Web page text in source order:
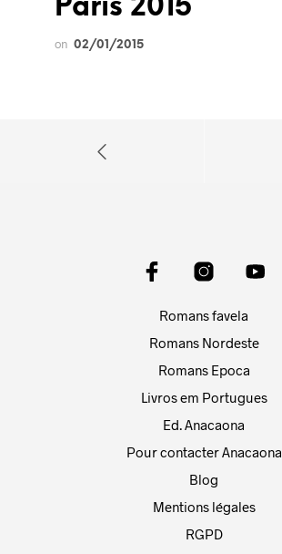
Paris 2015
on 02/01/2015
Romans favela
Romans Nordeste
Romans Epoca
Livros em Portugues
Ed. Anacaona
Pour contacter Anacaona
Blog
Mentions légales
RGPD